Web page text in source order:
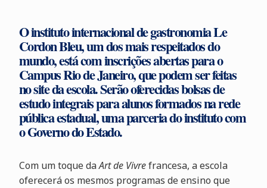
O instituto internacional de gastronomia Le
Cordon Bleu, um dos mais respeitados do
mundo, está com inscrições abertas para o
Campus Rio de Janeiro, que podem ser feitas
no site da escola. Serão oferecidas bolsas de
estudo integrais para alunos formados na rede
pública estadual, uma parceria do instituto com
o Governo do Estado.
Com um toque daArt de Vivrefrancesa, a escola
oferecerá os mesmos programas de ensino que